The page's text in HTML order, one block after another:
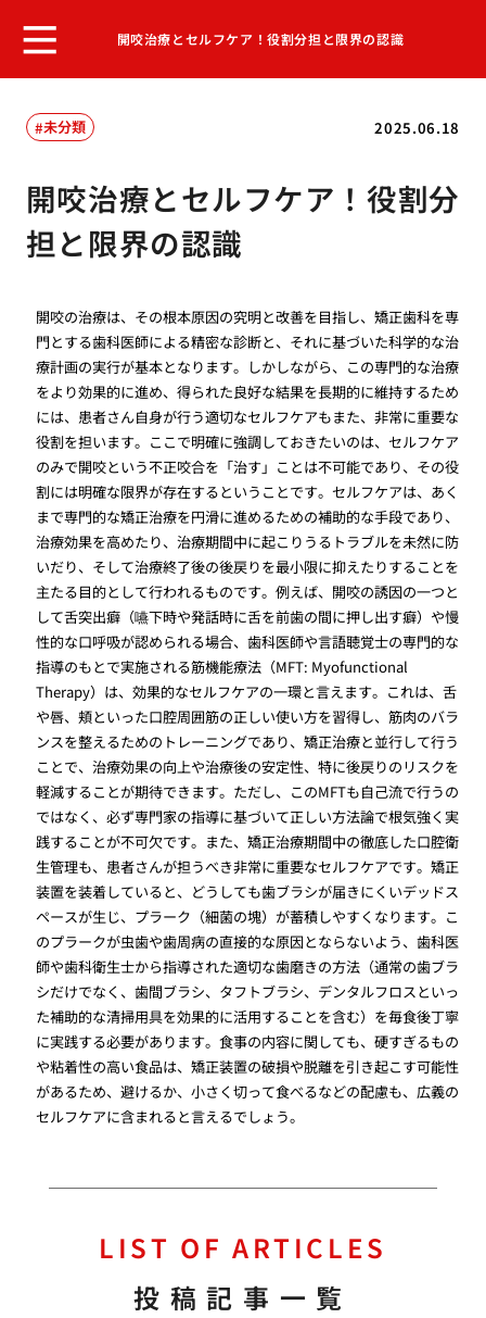
開咬治療とセルフケア！役割分担と限界の認識
2025.06.18
未分類
開咬治療とセルフケア！役割分
担と限界の認識
開咬の治療は、その根本原因の究明と改善を目指し、矯正歯科を専
門とする歯科医師による精密な診断と、それに基づいた科学的な治
療計画の実行が基本となります。しかしながら、この専門的な治療
をより効果的に進め、得られた良好な結果を長期的に維持するため
には、患者さん自身が行う適切なセルフケアもまた、非常に重要な
役割を担います。ここで明確に強調しておきたいのは、セルフケア
のみで開咬という不正咬合を「治す」ことは不可能であり、その役
割には明確な限界が存在するということです。セルフケアは、あく
まで専門的な矯正治療を円滑に進めるための補助的な手段であり、
治療効果を高めたり、治療期間中に起こりうるトラブルを未然に防
いだり、そして治療終了後の後戻りを最小限に抑えたりすることを
主たる目的として行われるものです。例えば、開咬の誘因の一つと
して舌突出癖（嚥下時や発話時に舌を前歯の間に押し出す癖）や慢
性的な口呼吸が認められる場合、歯科医師や言語聴覚士の専門的な
指導のもとで実施される筋機能療法（MFT: Myofunctional
Therapy）は、効果的なセルフケアの一環と言えます。これは、舌
や唇、頬といった口腔周囲筋の正しい使い方を習得し、筋肉のバラ
ンスを整えるためのトレーニングであり、矯正治療と並行して行う
ことで、治療効果の向上や治療後の安定性、特に後戻りのリスクを
軽減することが期待できます。ただし、このMFTも自己流で行うの
ではなく、必ず専門家の指導に基づいて正しい方法論で根気強く実
践することが不可欠です。また、矯正治療期間中の徹底した口腔衛
生管理も、患者さんが担うべき非常に重要なセルフケアです。矯正
装置を装着していると、どうしても歯ブラシが届きにくいデッドス
ペースが生じ、プラーク（細菌の塊）が蓄積しやすくなります。こ
のプラークが虫歯や歯周病の直接的な原因とならないよう、歯科医
師や歯科衛生士から指導された適切な歯磨きの方法（通常の歯ブラ
シだけでなく、歯間ブラシ、タフトブラシ、デンタルフロスといっ
た補助的な清掃用具を効果的に活用することを含む）を毎食後丁寧
に実践する必要があります。食事の内容に関しても、硬すぎるもの
や粘着性の高い食品は、矯正装置の破損や脱離を引き起こす可能性
があるため、避けるか、小さく切って食べるなどの配慮も、広義の
セルフケアに含まれると言えるでしょう。
LIST OF ARTICLES
投稿記事一覧